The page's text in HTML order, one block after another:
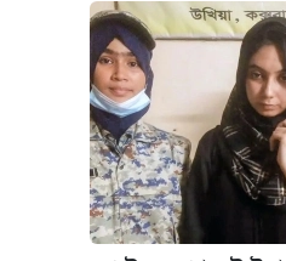
এক ক্লিকে জেনে নিন
দাম ও ফিচার
আজকের বাজারে স্বর্ণের
নবম জাতীয় পে-স্কেল